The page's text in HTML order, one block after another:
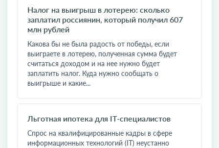
​Налог на выигрыш в лотерею: сколько
заплатил россиянин, который получил 607
млн рублей
Какова бы не была радость от победы, если
выиграете в лотерею, полученная сумма будет
считаться доходом и на нее нужно будет
заплатить налог. Куда нужно сообщать о
выигрыше и какие...
Льготная ипотека для IT-специалистов
Спрос на квалифицированные кадры в сфере
информационных технологий (IT) неустанно